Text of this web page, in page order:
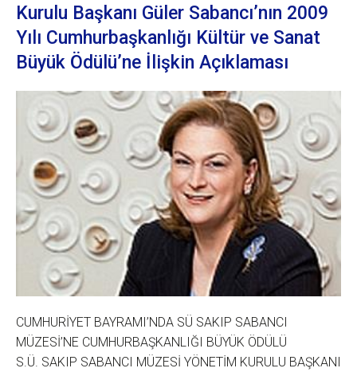
Kurulu Başkanı Güler Sabancı’nın 2009
Yılı Cumhurbaşkanlığı Kültür ve Sanat
Büyük Ödülü’ne İlişkin Açıklaması
CUMHURİYET BAYRAMI’NDA SÜ SAKIP SABANCI
MÜZESİ’NE CUMHURBAŞKANLIĞI BÜYÜK ÖDÜLÜ
S.Ü. SAKIP SABANCI MÜZESİ YÖNETİM KURULU BAŞKANI